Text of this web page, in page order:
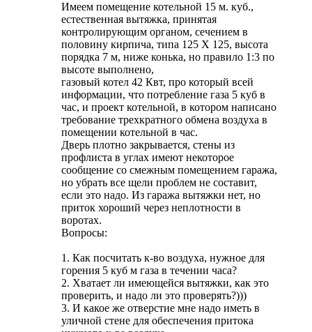
Имеем помещение котельной 15 м. куб.,
естественная вытяжка, принятая
контролирующим органом, сечением в
половину кирпича, типа 125 Х 125, высота
порядка 7 м, ниже конька, но правило 1:3 по
высоте выполнено,
газовый котел 42 Квт, про который всей
информации, что потребление газа 5 куб в
час, и проект котельной, в котором написано
требование трехкратного обмена воздуха в
помещении котельной в час.
Дверь плотно закрывается, стены из
профлиста в углах имеют некоторое
сообщение со смежным помещением гаража,
но убрать все щели проблем не составит,
если это надо. Из гаража вытяжки нет, но
приток хороший через неплотности в
воротах.
Вопросы:
1. Как посчитать к-во воздуха, нужное для
горения 5 куб м газа в течении часа?
2. Хватает ли имеющейся вытяжки, как это
проверить, и надо ли это проверять?)))
3. И какое же отверстие мне надо иметь в
уличной стене для обеспечения притока